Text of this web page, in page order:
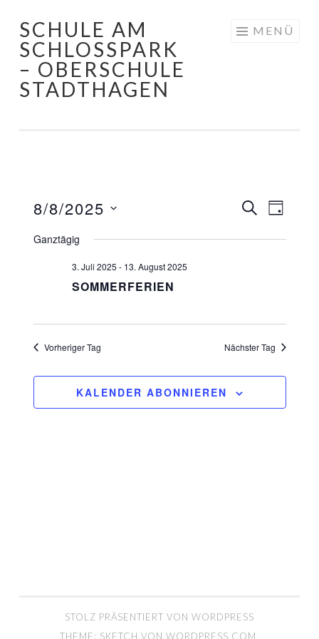
Springe
zum
Inhalt
SCHULE AM
SCHLOSSPARK
– OBERSCHULE
STADTHAGEN
MENÜ
UND
SUCHE
TAG
8/8/2025
wählen.
Ganztägig
3. Juli 2025 - 13. August 2025
SOMMERFERIEN
Vorheriger Tag Nächster Tag
KALENDER ABONNIEREN
STOLZ PRÄSENTIERT VON WORDPRESS
THEME: SKETCH VON WORDPRESS.COM